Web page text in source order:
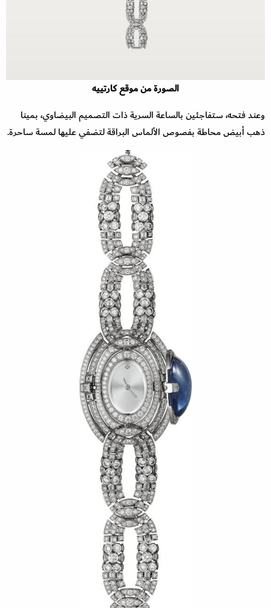
الصورة من موقع كارتييه
وعند فتحه، ستفاجئين بالساعة السرية ذات التصميم البيضاوي، بمينا
ذهب أبيض محاطة بفصوص الألماس البراقة لتضفي عليها لمسة ساحرة.